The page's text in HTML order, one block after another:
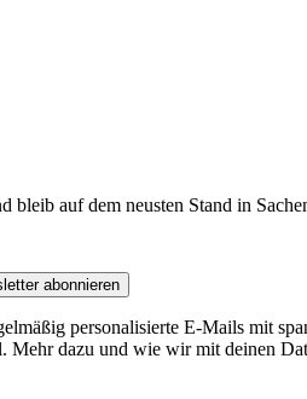
bleib auf dem neusten Stand in
abonnieren
personalisierte E-Mails mit
dazu und wie wir mit deinen